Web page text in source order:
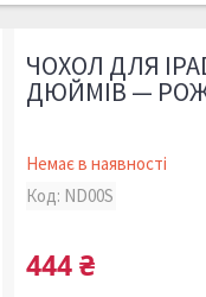
ЧОХОЛ ДЛЯ
ДЮЙМІВ —
Немає в наявності
Код: ND00S
444 ₴